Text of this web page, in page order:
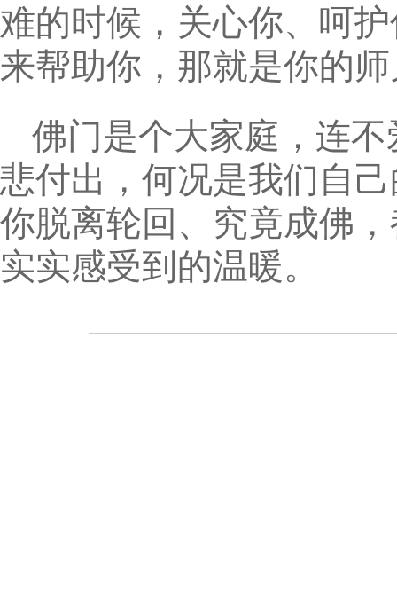
难的时候，关心你、呵
来帮助你，那就是你的
佛门是个大家庭，连
悲付出，何况是我们自
你脱离轮回、究竟成佛
实实感受到的温暖。